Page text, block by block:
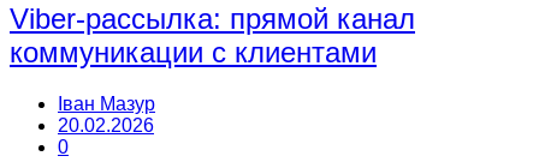
Viber-рассылка: прямой канал
коммуникации с клиентами
Іван Мазур
20.02.2026
0